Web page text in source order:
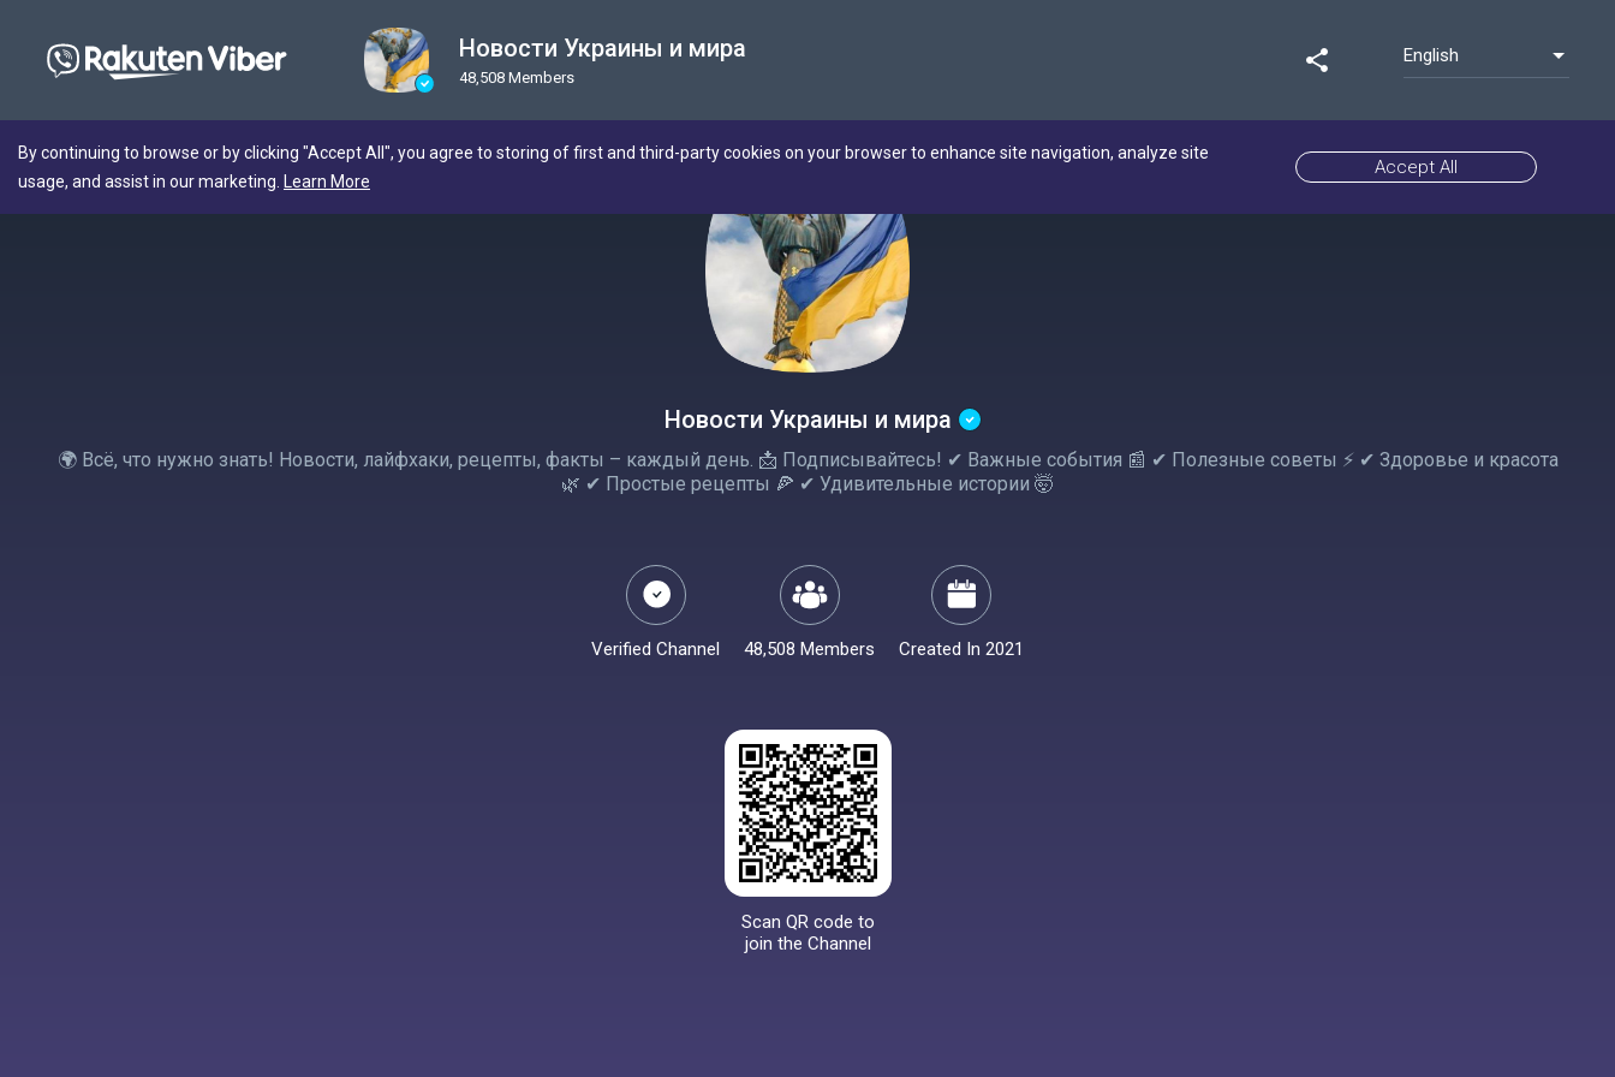
Новости Украины и мира
48,508 Members
share English
By continuing to browse or by clicking "Accept All", you agree to storing of first and third-party cookies on your browser to enhance site navigation, analyze site
usage, and assist in our marketing.
Learn More
Accept All
Новости Украины и мира
🌍 Всё, что нужно знать! Новости, лайфхаки, рецепты, факты – каждый день. 📩 Подписывайтесь! ✔ Важные события 📰 ✔ Полезные советы ⚡ ✔ Здоровье и красота
🌿 ✔ Простые рецепты 🍕 ✔ Удивительные истории 🤯
Verified Channel 48,508 Members Created In 2021
Scan QR code to
join the Channel